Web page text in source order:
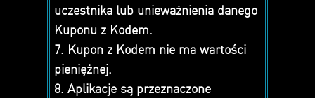
uczestnika lub unieważnienia danego
Kuponu z Kodem.
7. Kupon z Kodem nie ma wartości
pieniężnej.
8. Aplikacje są przeznaczone